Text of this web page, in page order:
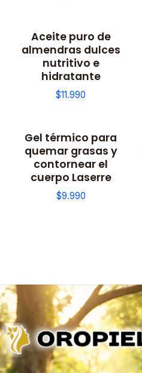
Aceite puro de
almendras dulces
nutritivo e
hidratante
$11.990
Gel térmico para
quemar grasas y
contornear el
cuerpo Laserre
$9.990